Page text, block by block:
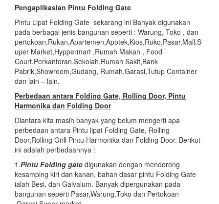
Pengaplikasian Pintu Folding Gate
Pintu Lipat Folding Gate sekarang ini Banyak digunakan
pada berbagai jenis bangunan seperti : Warung, Toko , dan
pertokoan,Rukan,Apartemen,Apotek,Kios,Ruko,Pasar,Mall,S
uper Market,Hyppermart ,Rumah Makan , Food
Court,Perkantoran,Sekolah,Rumah Sakit,Bank
Pabrik,Showroom,Gudang, Rumah,Garasi,Tutup Container
dan lain – lain.
Perbedaan antara Folding Gate, Rolling Door, Pintu
Harmonika dan Folding Door
Diantara kita masih banyak yang belum mengerti apa
perbedaan antara Pintu lipat Folding Gate, Rolling
Door,Rolling Grill Pintu Harmonika dan Folding Door. Berikut
ini adalah perbedaannya :
1.Pintu Folding gate digunakan dengan mendorong
kesamping kiri dan kanan, bahan dasar pintu Folding Gate
ialah Besi, dan Galvalum. Banyak dipergunakan pada
bangunan seperti Pasar,Warung,Toko dan Pertokoan